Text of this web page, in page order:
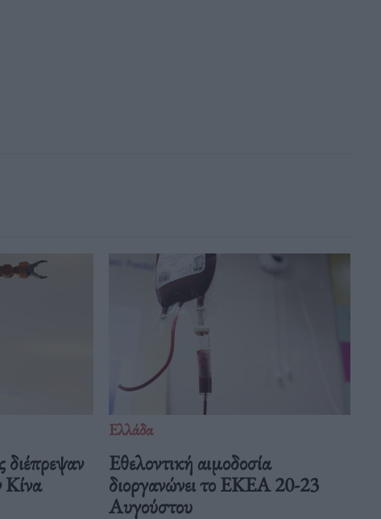
Κίνα
Ελλάδα
Eθελοντική αιμοδοσία
διοργανώνει το ΕΚΕΑ 20-23
Αυγούστου